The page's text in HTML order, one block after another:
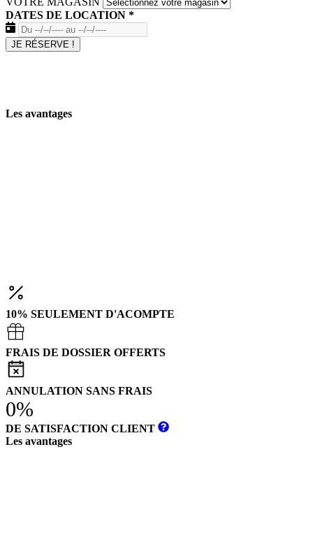
DATES DE LOCATION *
JE RÉSERVE !
Les avantages
10% SEULEMENT D'ACOMPTE
FRAIS DE DOSSIER OFFERTS
ANNULATION SANS FRAIS
0%
DE SATISFACTION CLIENT
Les avantages